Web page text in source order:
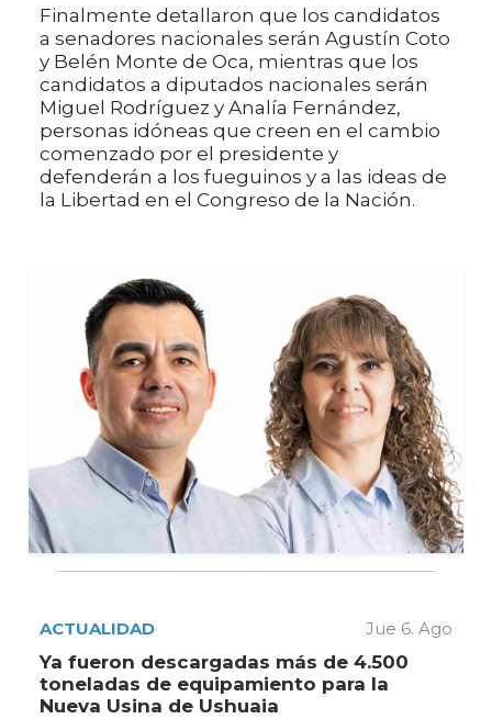
Finalmente detallaron que los candidatos
a senadores nacionales serán Agustín Coto
y Belén Monte de Oca, mientras que los
candidatos a diputados nacionales serán
Miguel Rodríguez y Analía Fernández,
personas idóneas que creen en el cambio
comenzado por el presidente y
defenderán a los fueguinos y a las ideas de
la Libertad en el Congreso de la Nación.
ACTUALIDAD Jue 6. Ago
Ya fueron descargadas más de 4.500
toneladas de equipamiento para la
Nueva Usina de Ushuaia